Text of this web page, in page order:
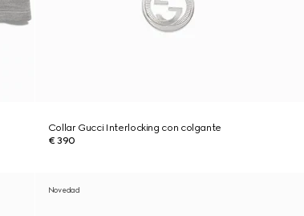
Collar Gucci Interlocking con colgante
€ 390
Novedad